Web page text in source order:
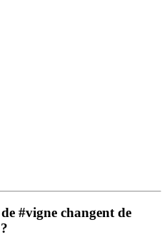
#vigne changent de